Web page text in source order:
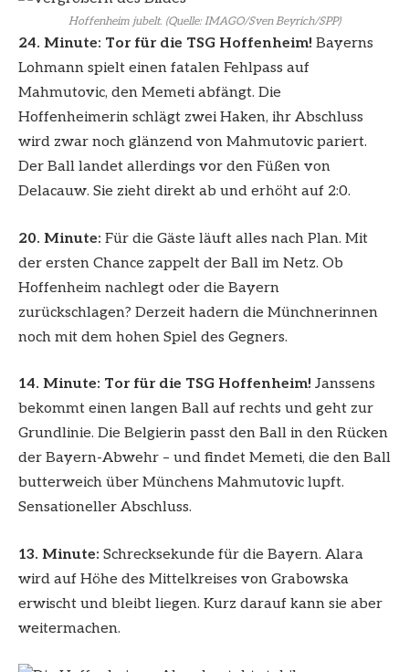
Hoffenheim jubelt. (Quelle: IMAGO/Sven Beyrich/SPP)
24. Minute: Tor für die TSG Hoffenheim! Bayerns
Lohmann spielt einen fatalen Fehlpass auf
Mahmutovic, den Memeti abfängt. Die
Hoffenheimerin schlägt zwei Haken, ihr Abschluss
wird zwar noch glänzend von Mahmutovic pariert.
Der Ball landet allerdings vor den Füßen von
Delacauw. Sie zieht direkt ab und erhöht auf 2:0.
20. Minute: Für die Gäste läuft alles nach Plan. Mit
der ersten Chance zappelt der Ball im Netz. Ob
Hoffenheim nachlegt oder die Bayern
zurückschlagen? Derzeit hadern die Münchnerinnen
noch mit dem hohen Spiel des Gegners.
14. Minute: Tor für die TSG Hoffenheim! Janssens
bekommt einen langen Ball auf rechts und geht zur
Grundlinie. Die Belgierin passt den Ball in den Rücken
der Bayern-Abwehr – und findet Memeti, die den Ball
butterweich über Münchens Mahmutovic lupft.
Sensationeller Abschluss.
13. Minute: Schrecksekunde für die Bayern. Alara
wird auf Höhe des Mittelkreises von Grabowska
erwischt und bleibt liegen. Kurz darauf kann sie aber
weitermachen.